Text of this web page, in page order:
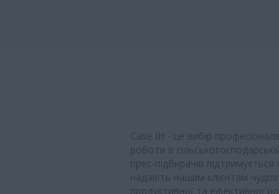
Case IH - це вибір
роботи в
прес-підбирачів
надають нашим клієнтам
продуктивної та ефективної